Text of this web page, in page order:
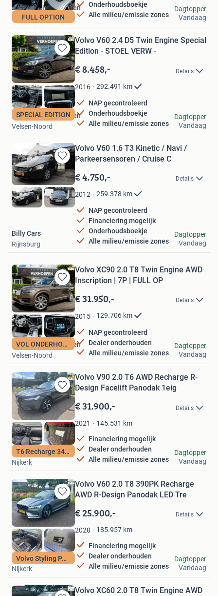
FULL OPTION
Onderhoudsboekje
Alle milieu/emissie zones
Autobedrijf Verhoefen
Velsen-Noord
Dagtopper
Vandaag
Bewaren
in
Mijn
Favorieten
SPECIAL EDITION
Volvo V60 2.4 D5 Twin Engine Special
Edition - STOEL VERW -
€ 8.458,- Details
2016 292.491 km
NAP gecontroleerd
Onderhoudsboekje
Alle milieu/emissie zones
Autobedrijf Verhoefen
Velsen-Noord
Dagtopper
Vandaag
Bewaren
in
Mijn
Favorieten
Volvo V60 1.6 T3 Kinetic / Navi /
Parkeersensoren / Cruise C
€ 4.750,- Details
2012 259.378 km
NAP gecontroleerd
Financiering mogelijk
Onderhoudsboekje
Alle milieu/emissie zones
Billy Cars
Rijnsburg
Dagtopper
Vandaag
Bewaren
Mijn
Favorieten
VOL ONDERHOUD -NAP
Volvo XC90 2.0 T8 Twin Engine AWD
Inscription | 7P | FULL OP
€ 31.950,- Details
2015 129.706 km
NAP gecontroleerd
Dealer onderhouden
Alle milieu/emissie zones
Autobedrijf Verhoefen
Velsen-Noord
Dagtopper
Vandaag
Bewaren
in
Mijn
Favorieten
T6 Recharge 340PK
Volvo V90 2.0 T6 AWD Recharge R-
Design Facelift Panodak 1eig
€ 31.900,- Details
2021 145.531 km
Financiering mogelijk
Dealer onderhouden
Alle milieu/emissie zones
Autoplein Nijkerk
Nijkerk
Dagtopper
Vandaag
Bewaren
in
Mijn
Favorieten
Volvo Styling PACK
Volvo V60 2.0 T8 390PK Recharge
AWD R-Design Panodak LED Tre
€ 25.900,- Details
2020 185.957 km
Financiering mogelijk
Dealer onderhouden
Alle milieu/emissie zones
Autoplein Nijkerk
Nijkerk
Dagtopper
Vandaag
Volvo XC60 2.0 T8 Twin Engine AWD